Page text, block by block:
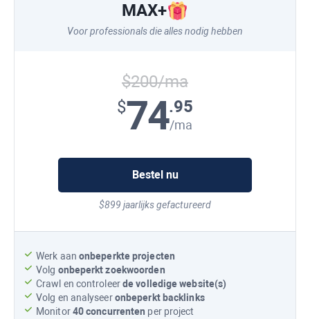
MAX+
Voor professionals die alles nodig hebben
$200/ma
$74.95
/ma
Bestel nu
$899 jaarlijks gefactureerd
Werk aan onbeperkte projecten
Volg onbeperkt zoekwoorden
Crawl en controleerde volledige website(s)
Volg en analyseeronbeperkt backlinks
Monitor40 concurrenten per project